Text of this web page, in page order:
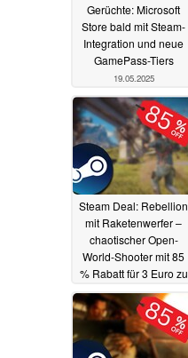
Gerüchte: Microsoft
Store bald mit Steam-
Integration und neue
GamePass-Tiers
19.05.2025
Steam Deal: Rebellion
mit Raketenwerfer –
chaotischer Open-
World-Shooter mit 85
% Rabatt für 3 Euro zu
haben16.05.2025